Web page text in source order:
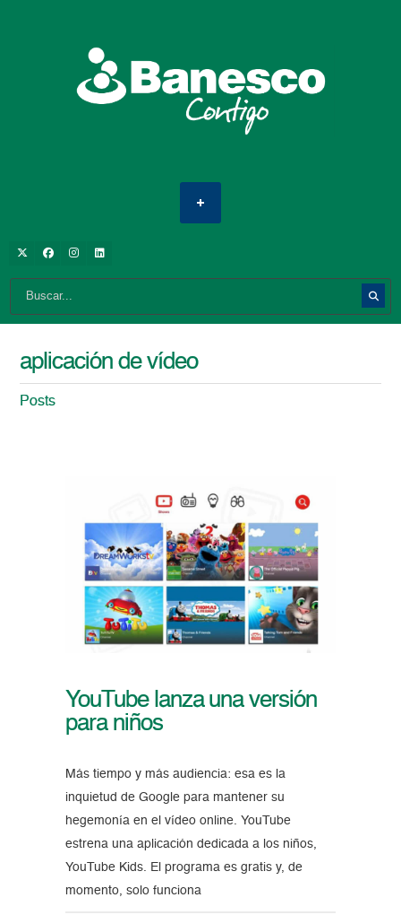
aplicación de vídeo
Posts
YouTube lanza una versión
para niños
Más tiempo y más audiencia: esa es la
inquietud de Google para mantener su
hegemonía en el vídeo online. YouTube
estrena una aplicación dedicada a los niños,
YouTube Kids. El programa es gratis y, de
momento, solo funciona